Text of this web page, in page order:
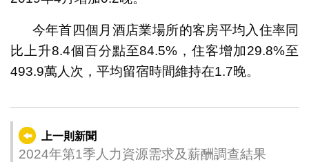
今年首四個月酒店業場所的客房平均入住率同
比上升8.4個百分點至84.5%，住客增加29.8%至
493.9萬人次，平均留宿時間維持在1.7晚。
上一則新聞
2024年第1季人力資源需求及薪酬調查結果